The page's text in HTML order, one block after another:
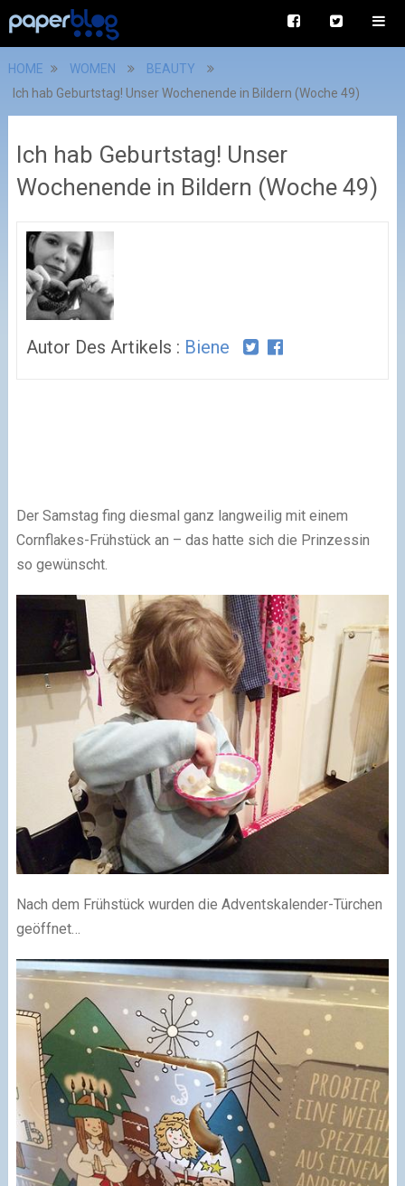
HOME WOMEN
BEAUTY
Ich hab Geburtstag! Unser Wochenende in Bildern (Woche 49)
Ich hab Geburtstag! Unser
Wochenende in Bildern (Woche 49)
Autor Des Artikels : Biene
Der Samstag fing diesmal ganz langweilig mit einem
Cornflakes-Frühstück an – das hatte sich die Prinzessin
so gewünscht.
Nach dem Frühstück wurden die Adventskalender-Türchen
geöffnet…